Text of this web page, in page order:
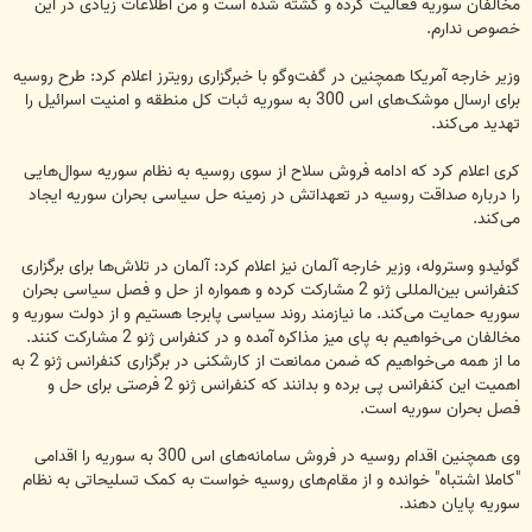
خصوص ندارم.
وزیر خارجه آمریکا همچنین در گفت‌وگو با خبرگزاری رویترز اعلام کرد: طرح روسیه
برای ارسال موشک‌های اس 300 به سوریه ثبات کل منطقه و امنیت اسرائیل را
تهدید می‌کند.
کری اعلام کرد که ادامه فروش سلاح از سوی روسیه به نظام سوریه سوال‌هایی
را درباره صداقت روسیه در تعهداتش در زمینه حل سیاسی بحران سوریه ایجاد
می‌کند.
گوئیدو وستروله، وزیر خارجه آلمان نیز اعلام کرد: آلمان در تلاش‌ها برای برگزاری
کنفرانس بین‌المللی ژنو 2 مشارکت کرده و همواره از حل و فصل سیاسی بحران
سوریه حمایت می‌کند. ما نیازمند روند سیاسی پابرجا هستیم و از دولت سوریه و
مخالفان می‌خواهیم به پای میز مذاکره آمده و در کنفراس ژنو 2 مشارکت کنند.
ما از همه می‌خواهیم که ضمن ممانعت از کارشکنی در برگزاری کنفرانس ژنو 2 به
اهمیت این کنفرانس پی برده و بدانند که کنفرانس ژنو 2 فرصتی برای حل و
فصل بحران سوریه است.
وی همچنین اقدام روسیه در فروش سامانه‌های اس 300 به سوریه را اقدامی
"کاملا اشتباه" خوانده و از مقام‌های روسیه خواست به کمک تسلیحاتی به نظام
سوریه پایان دهند.